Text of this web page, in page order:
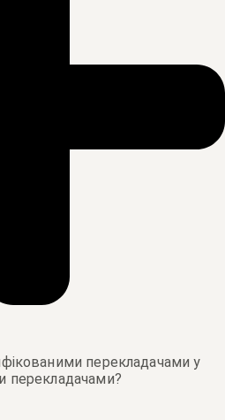
перекладачами у
перекладачами?